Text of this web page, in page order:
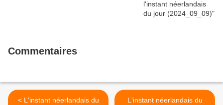
Commentaires
< L'instant néerlandais du
L'instant néerlandais du